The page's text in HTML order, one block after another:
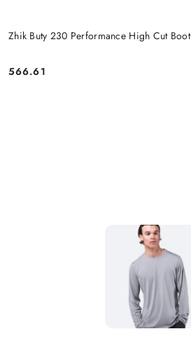
Zhik Buty 230 Performance High Cut Boot
Cena:
566.61